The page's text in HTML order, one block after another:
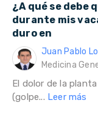
¿A qué se debe
durante mis
duro en
Juan Pablo
Medicina
El dolor de la
(golpe... Leer más